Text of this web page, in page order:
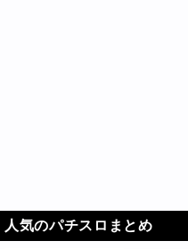
人気のパチスロまとめ